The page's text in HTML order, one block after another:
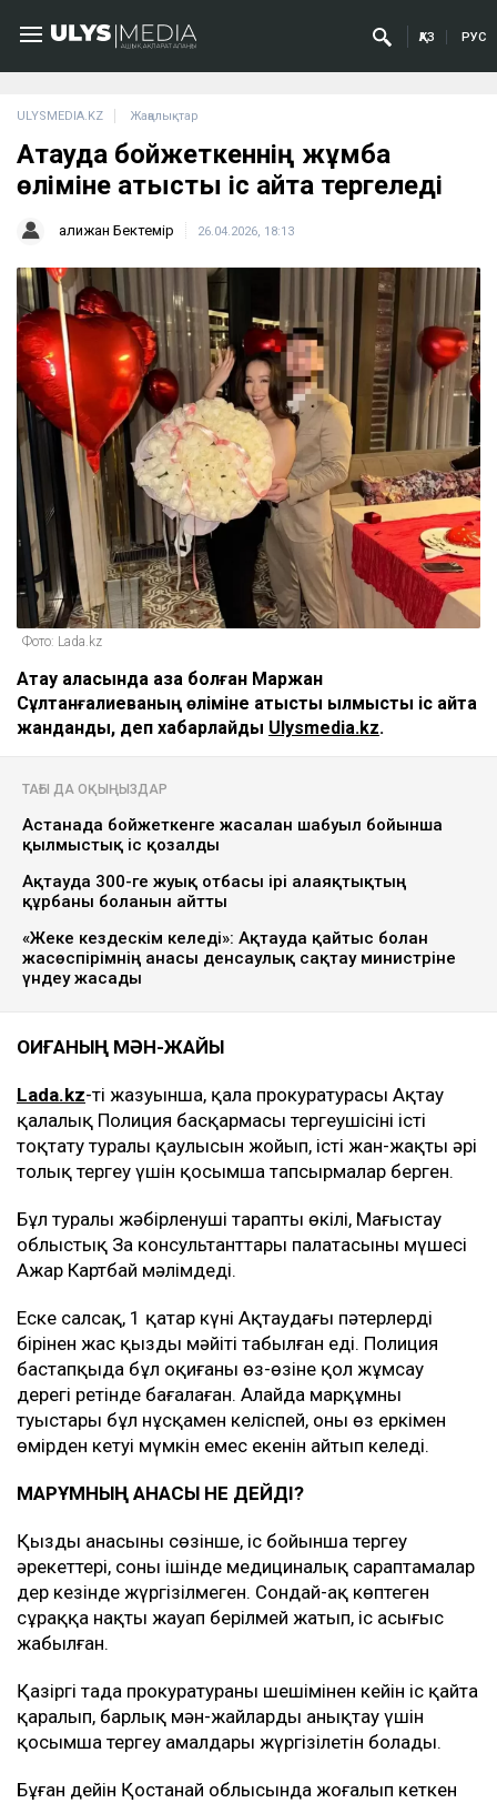
ҚАЗ РУС
ULYSMEDIA.KZ Жаңалықтар
Ақтауда бойжеткеннің жұмбақ
өліміне қатысты іс қайта тергеледі
Қалижан Бектемір 26.04.2026, 18:13
Фото: Lada.kz
Ақтау қаласында қаза болған Маржан
Сұлтанғалиеваның өліміне қатысты қылмыстық іс қайта
жанданды, деп хабарлайды Ulysmedia.kz.
ТАҒЫ ДА ОҚЫҢЫЗДАР
Астанада бойжеткенге жасалған шабуыл бойынша
қылмыстық іс қозғалды
Ақтауда 300-ге жуық отбасы ірі алаяқтықтың
құрбаны болғанын айтты
«Жеке кездескім келеді»: Ақтауда қайтыс болған
жасөспірімнің анасы денсаулық сақтау министріне
үндеу жасады
ОҚИҒАНЫҢ МӘН-ЖАЙЫ
Lada.kz-тің жазуынша, қала прокуратурасы Ақтау
қалалық Полиция басқармасы тергеушісінің істі
тоқтату туралы қаулысын жойып, істі жан-жақты әрі
толық тергеу үшін қосымша тапсырмалар берген.
Бұл туралы жәбірленуші тараптың өкілі, Маңғыстау
облыстық Заң консультанттары палатасының мүшесі
Ажар Картбай мәлімдеді.
Еске салсақ, 1 қаңтар күні Ақтаудағы пәтерлердің
бірінен жас қыздың мәйіті табылған еді. Полиция
бастапқыда бұл оқиғаны өз-өзіне қол жұмсау
дерегі ретінде бағалаған. Алайда марқұмның
туыстары бұл нұсқамен келіспей, оның өз еркімен
өмірден кетуі мүмкін емес екенін айтып келеді.
МАРҚҰМНЫҢ АНАСЫ НЕ ДЕЙДІ?
Қыздың анасының сөзінше, іс бойынша тергеу
әрекеттері, соның ішінде медициналық сараптамалар
дер кезінде жүргізілмеген. Сондай-ақ көптеген
сұраққа нақты жауап берілмей жатып, іс асығыс
жабылған.
Қазіргі таңда прокуратураның шешімінен кейін іс қайта
қаралып, барлық мән-жайларды анықтау үшін
қосымша тергеу амалдары жүргізілетін болады.
Бұған дейін Қостанай облысында жоғалып кеткен